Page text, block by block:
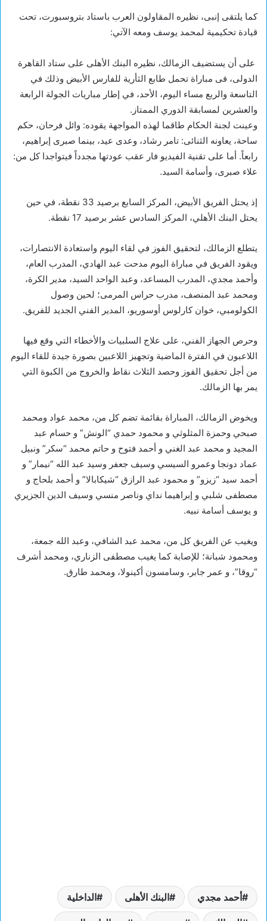
كما يلتقى إنبى، نظيره المقاولون العرب باستاد بتروسبورت، تحت
قيادة تحكيمية لمحمد يوسف ومعه الآتي:
على أن يستضيف الزمالك، نظيره البنك الأهلى على ستاد القاهرة
الدولى، فى مباراة تحمل طابع الثأرية للفارس الأبيض وذلك في
التاسعة والربع مساء اليوم، الأحد، في إطار مباريات الجولة الرابعة
والعشرين لمسابقة الدوري الممتاز.
وعينت لجنة الحكام طاقما لهذه المواجهة يقوده: وائل فرحان، حكم
ساحة، يعاونه الثنائى: تامر رشاد، وعدى عيد، بينما صبرى إبراهيم،
رابعاً. أما على تقنية الفيديو فار عقب عودتها مجدداً فيتواجدا كل من:
علاء صبرى، وأسامة السيد.
إذ يحتل الفريق الأبيض، المركز السابع برصيد 33 نقطة، في حين
يحتل البنك الأهلي، المركز السادس عشر برصيد 17 نقطة.
يتطلع الزمالك، لتحقيق الفوز في لقاء اليوم واستعادة الانتصارات،
ويقود الفريق في مباراة اليوم مدحت عبد الهادي، المدرب العام،
وأحمد مجدي، المدرب المساعد، وعبد الواحد السيد، مدير الكرة،
ومحمد عبد المنصف، مدرب حراس المرمى؛ لحين وصول
الكولومبي، خوان كارلوس أوسوريو، المدير الفني الجديد للفريق.
وحرص الجهاز الفني، على علاج السلبيات والأخطاء التي وقع فيها
اللاعبون في الفترة الماضية وتجهيز اللاعبين بصورة جيدة للقاء اليوم
من أجل تحقيق الفوز وحصد الثلاث نقاط والخروج من الكبوة التي
يمر بها الزمالك.
ويخوض الزمالك، المباراة بقائمة تضم كل من، محمد عواد ومحمد
صبحي وحمزة المثلوثي و محمود حمدي “الونش” و حسام عبد
المجيد و محمد عبد الغني و أحمد فتوح و حاتم محمد “سكر” ونبيل
عماد دونجا وعمرو السيسي وسيف جعفر وسيد عبد الله “نيمار” و
أحمد سيد “زيزو” و محمود عبد الرازق “شيكابالا” و أحمد بلحاج و
مصطفى شلبي و إبراهيما نداي وناصر منسي وسيف الدين الجزيري
و يوسف أسامة نبيه.
ويغيب عن الفريق كل من، محمد عبد الشافي، وعبد الله جمعة،
ومحمود شبانة؛ للإصابة كما يغيب مصطفى الزناري، ومحمد أشرف
“روقا”، و عمر جابر، وسامسون أكينولا، ومحمد طارق.
أحمد مجدي البنك الأهلى الداخلية